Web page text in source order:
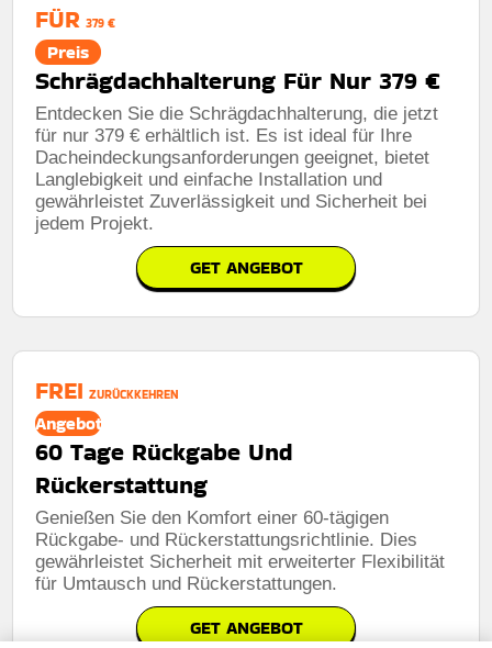
FÜR 379 €
Preis
Schrägdachhalterung Für Nur 379 €
Entdecken Sie die Schrägdachhalterung, die jetzt
für nur 379 € erhältlich ist. Es ist ideal für Ihre
Dacheindeckungsanforderungen geeignet, bietet
Langlebigkeit und einfache Installation und
gewährleistet Zuverlässigkeit und Sicherheit bei
jedem Projekt.
GET ANGEBOT
FREI ZURÜCKKEHREN
Angebot
60 Tage Rückgabe Und
Rückerstattung
Genießen Sie den Komfort einer 60-tägigen
Rückgabe- und Rückerstattungsrichtlinie. Dies
gewährleistet Sicherheit mit erweiterter Flexibilität
für Umtausch und Rückerstattungen.
GET ANGEBOT